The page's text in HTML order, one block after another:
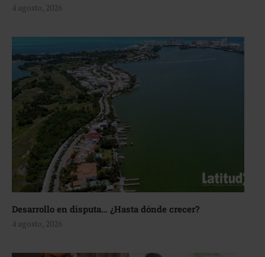
4 agosto, 2026
Desarrollo en disputa… ¿Hasta dónde crecer?
4 agosto, 2026